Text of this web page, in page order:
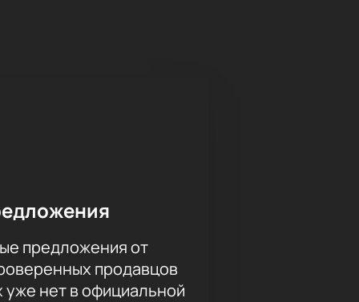
предложения от
продавцов
нет в официальной